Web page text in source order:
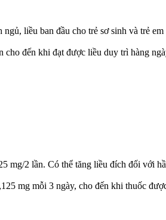
liều ban đầu cho trẻ sơ sinh và trẻ
đến khi đạt được liều duy trì hàng
mg/2 lần. Có thể tăng liều đích đối với
mg mỗi 3 ngày, cho đến khi thuốc